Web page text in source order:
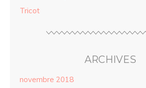
Tricot
ARCHIVES
novembre 2018